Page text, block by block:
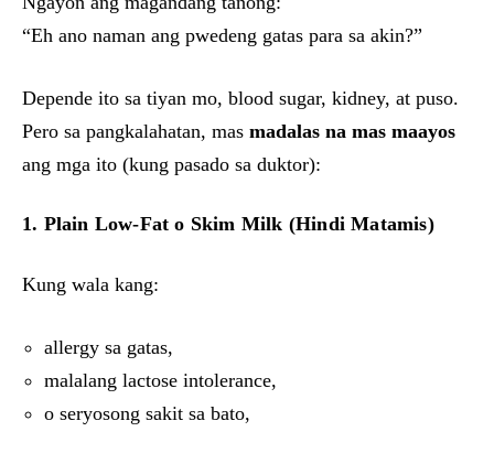
“Eh ano naman ang pwedeng gatas para sa akin?”
Depende ito sa tiyan mo, blood sugar, kidney, at puso.
Pero sa pangkalahatan, mas madalas na mas maayos
ang mga ito (kung pasado sa duktor):
1. Plain Low-Fat o Skim Milk (Hindi Matamis)
Kung wala kang:
allergy sa gatas,
malalang lactose intolerance,
o seryosong sakit sa bato,